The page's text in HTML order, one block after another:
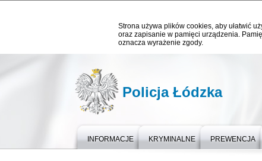
Strona używa plików cookies, aby ułatwić
oraz zapisanie w pamięci urządzenia.
oznacza wyrażenie zgody.
Policja Łódzka
INFORMACJE KRYMINALNE PREWENCJA